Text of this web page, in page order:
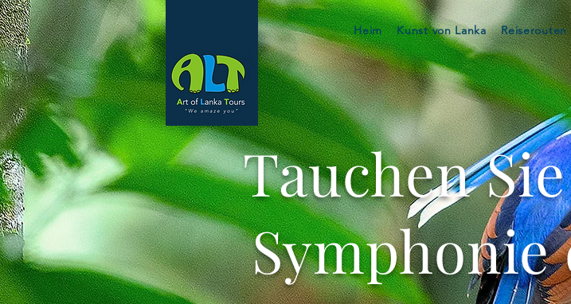
Heim Kunst von Lanka Reiserouten
Tauchen